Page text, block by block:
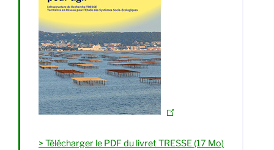
> Télécharger le PDF du livret TRESSE (17 Mo)